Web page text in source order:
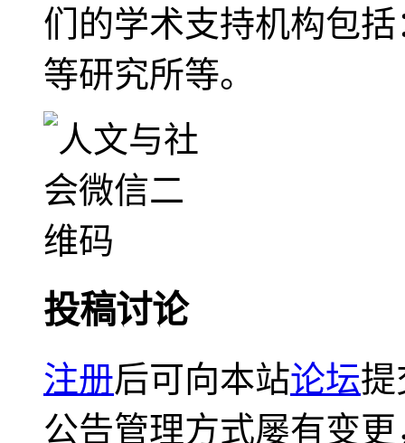
们的学术支持机构包
等研究所等。
投稿讨论
注册后可向本站论坛提
公告管理方式屡有变